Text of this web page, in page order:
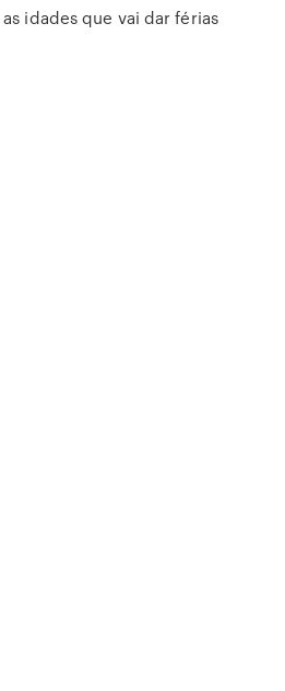
idades que vai dar férias